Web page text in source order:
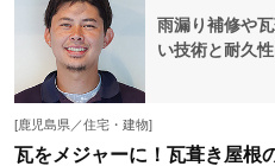
雨漏り補修や
い技術と耐久
[鹿児島県／住宅・建物]
瓦をメジャーに！瓦葺き屋根